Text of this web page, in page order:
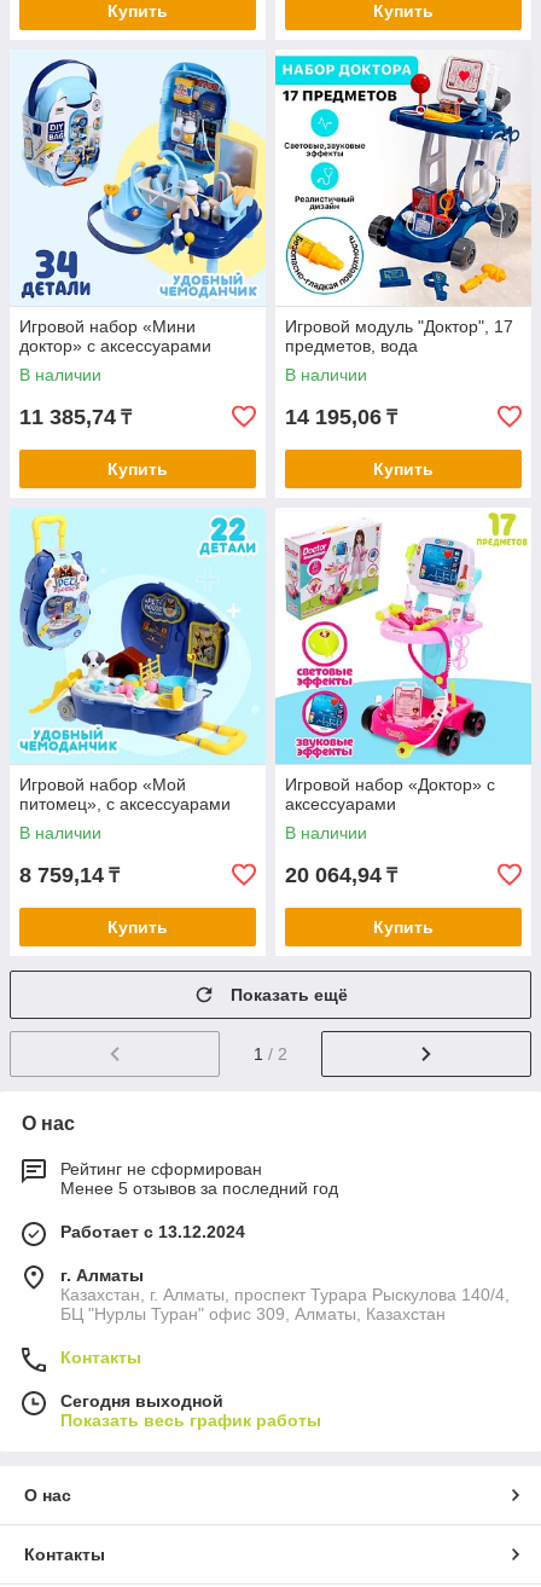
Купить Купить
Игровой набор «Мини
доктор» с аксессуарами
В наличии
11 385,74 ₸
Купить
Игровой модуль "Доктор", 17
предметов, вода
В наличии
14 195,06 ₸
Купить
Игровой набор «Мой
питомец», с аксессуарами
В наличии
8 759,14 ₸
Купить
Игровой набор «Доктор» с
аксессуарами
В наличии
20 064,94 ₸
Купить
Показать ещё
1 / 2
О нас
Рейтинг не сформирован
Менее 5 отзывов за последний год
Работает с 13.12.2024
г. Алматы
Казахстан, г. Алматы, проспект Турара Рыскулова 140/4,
БЦ "Нурлы Туран" офис 309, Алматы, Казахстан
Контакты
Сегодня выходной
Показать весь график работы
О нас
Контакты